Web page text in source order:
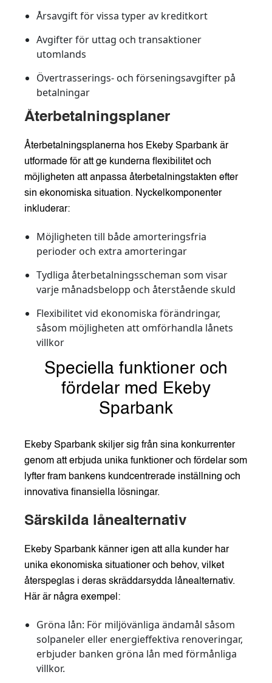
Årsavgift för vissa typer av kreditkort
Avgifter för uttag och transaktioner
utomlands
Övertrasserings- och förseningsavgifter på
betalningar
Återbetalningsplaner
Återbetalningsplanerna hos Ekeby Sparbank är
utformade för att ge kunderna flexibilitet och
möjligheten att anpassa återbetalningstakten efter
sin ekonomiska situation. Nyckelkomponenter
inkluderar:
Möjligheten till både amorteringsfria
perioder och extra amorteringar
Tydliga återbetalningsscheman som visar
varje månadsbelopp och återstående skuld
Flexibilitet vid ekonomiska förändringar,
såsom möjligheten att omförhandla lånets
villkor
Speciella funktioner och
fördelar med Ekeby
Sparbank
Ekeby Sparbank skiljer sig från sina konkurrenter
genom att erbjuda unika funktioner och fördelar som
lyfter fram bankens kundcentrerade inställning och
innovativa finansiella lösningar.
Särskilda lånealternativ
Ekeby Sparbank känner igen att alla kunder har
unika ekonomiska situationer och behov, vilket
återspeglas i deras skräddarsydda lånealternativ.
Här är några exempel:
Gröna lån: För miljövänliga ändamål såsom
solpaneler eller energieffektiva renoveringar,
erbjuder banken gröna lån med förmånliga
villkor.